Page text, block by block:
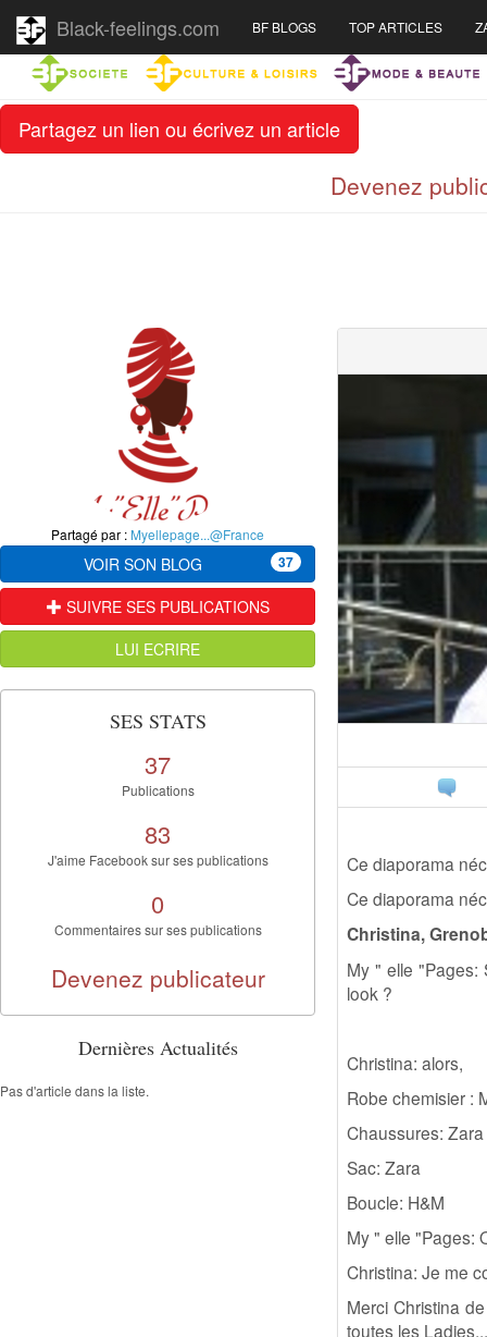
Partagez un lien ou écrivez un article
Black-feelings.com BF BLOGS TOP ARTICLES
Devenez
Ce diaporama
Ce diaporama
Christina,
My " elle "Pages:
look ?
Christina: alors,
Robe chemisier :
Chaussures: Zara
Sac: Zara
Boucle: H&M
My " elle "Pages:
Christina: Je me
Merci Christina
toutes les Ladies...
Partagé par : Myellepage...@France
VOIR SON BLOG 37
SUIVRE SES PUBLICATIONS
LUI ECRIRE
SES STATS
37
Publications
83
J'aime Facebook sur ses publications
0
Commentaires sur ses publications
Devenez publicateur
Dernières Actualités
Pas d'article dans la liste.